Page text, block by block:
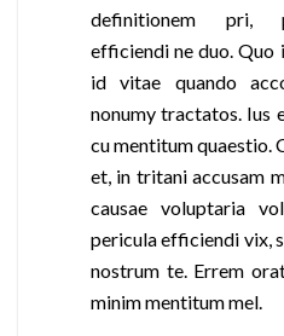
definitionem pri,
efficiendi ne duo. Quo
id vitae quando
nonumy tractatos. Ius
cu mentitum quaestio.
et, in tritani accusam
causae voluptaria
pericula efficiendi vix,
nostrum te. Errem
minim mentitum mel.